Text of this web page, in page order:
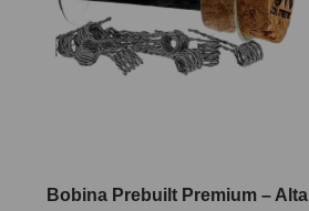
Bobina Prebuilt Premium – Alta